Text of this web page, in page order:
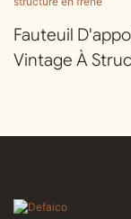
Fauteuil
Vintage À